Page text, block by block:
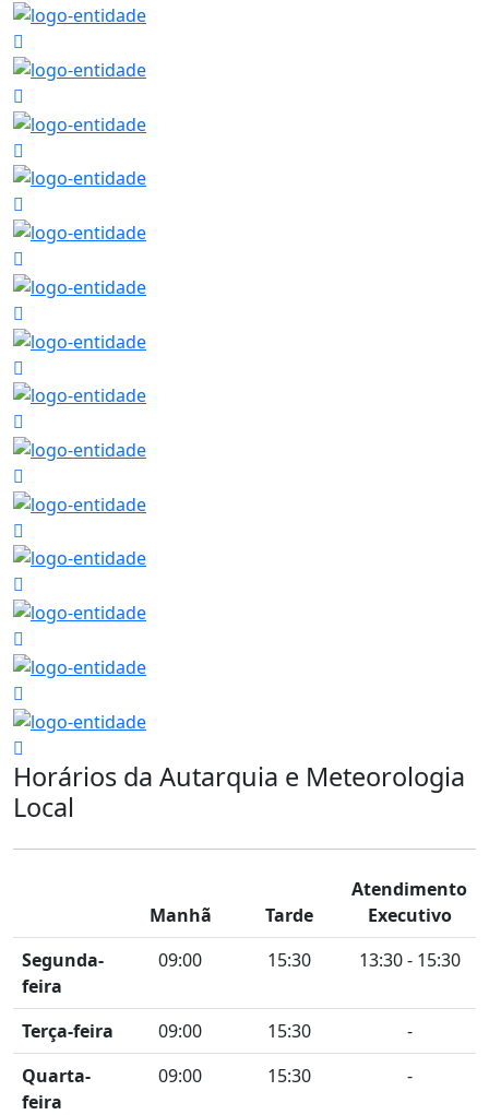
Horários da Autarquia e Meteorologia
Local
Manhã Tarde
Atendimento
Executivo
Segunda-
feira
09:00 15:30 13:30 - 15:30
Terça-feira 09:00 15:30
-
Quarta-
feira
09:00 15:30 -